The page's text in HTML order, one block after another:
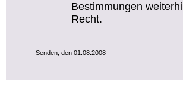
Bestimmungen
Recht.
Senden, den 01.08.2008